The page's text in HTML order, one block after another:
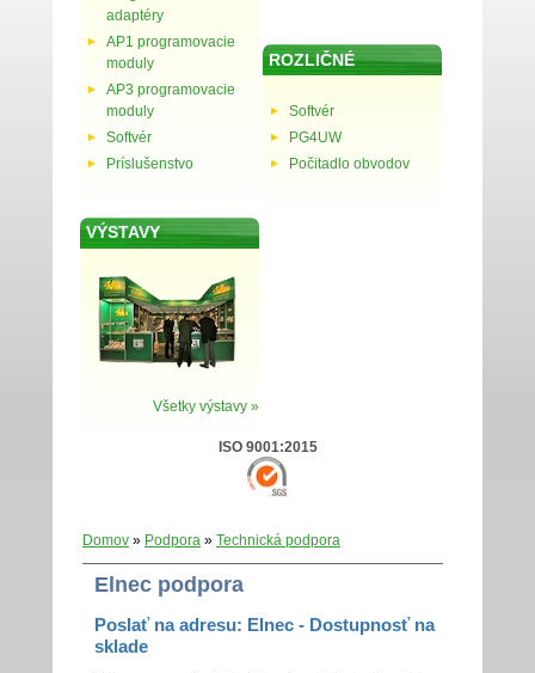
adaptéry
AP1 programovacie
moduly
AP3 programovacie
moduly
Softvér
Príslušenstvo
ROZLIČNÉ
Softvér
PG4UW
Počitadlo obvodov
VÝSTAVY
Všetky výstavy »
ISO 9001:2015
Domov » Podpora » Technická podpora
Elnec podpora
Poslať na adresu: Elnec - Dostupnosť na
sklade